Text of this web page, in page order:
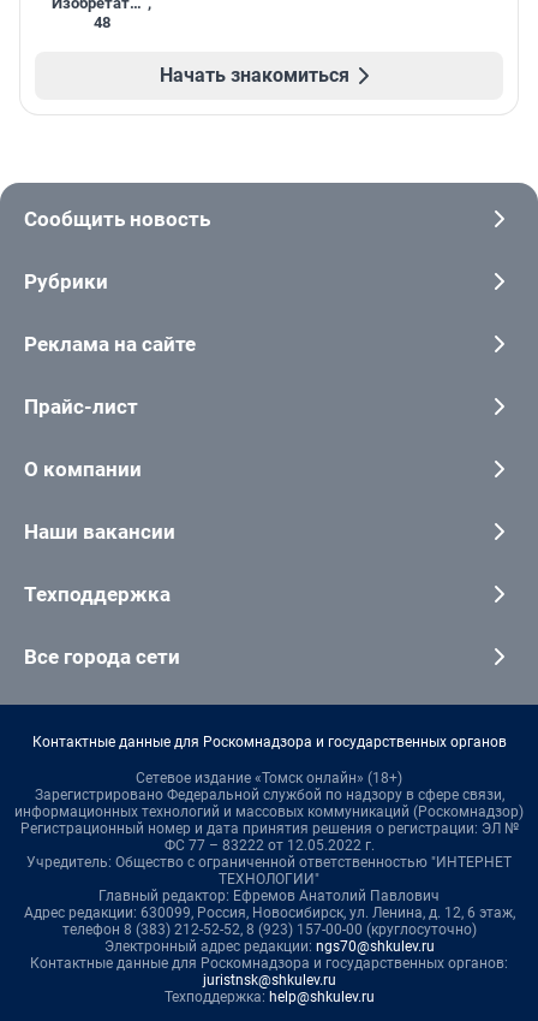
48
Начать знакомиться
Сообщить новость
Рубрики
Реклама на сайте
Прайс-лист
О компании
Наши вакансии
Техподдержка
Все города сети
Контактные данные для Роскомнадзора и государственных органов
Сетевое издание «Томск онлайн» (18+)
Зарегистрировано Федеральной службой по надзору в сфере связи,
информационных технологий и массовых коммуникаций (Роскомнадзор)
Регистрационный номер и дата принятия решения о регистрации: ЭЛ №
ФС 77 – 83222 от 12.05.2022 г.
Учредитель: Общество с ограниченной ответственностью "ИНТЕРНЕТ
ТЕХНОЛОГИИ"
Главный редактор: Ефремов Анатолий Павлович
Адрес редакции: 630099, Россия, Новосибирск, ул. Ленина, д. 12, 6 этаж,
телефон 8 (383) 212-52-52, 8 (923) 157-00-00 (круглосуточно)
Электронный адрес редакции: ngs70@shkulev.ru
Контактные данные для Роскомнадзора и государственных органов:
juristnsk@shkulev.ru
Техподдержка: help@shkulev.ru